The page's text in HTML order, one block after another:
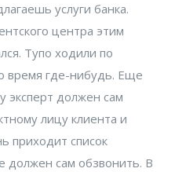
услуги банка.
центра этим
Тупо ходили по
время где-нибудь. Еще
эксперт должен сам
лицу клиента и
приходит список
должен сам обзвонить. В